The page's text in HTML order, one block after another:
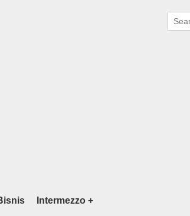
Intermezzo +